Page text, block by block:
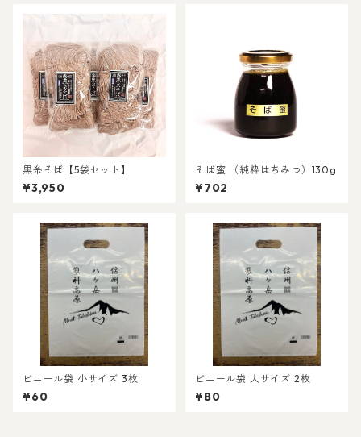
黒糸そば【5袋セット】
¥3,950
そば蜜 （純粋はちみつ）130g
¥702
ビニール袋 小サイズ 3枚
¥60
ビニール袋 大サイズ 2枚
¥80